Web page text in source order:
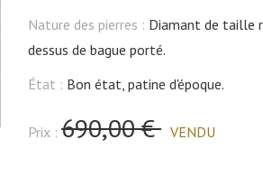
Nature des pierres : Diamant de taille
dessus de bague porté.
État : Bon état, patine d'époque.
Prix : 690,00 € VENDU